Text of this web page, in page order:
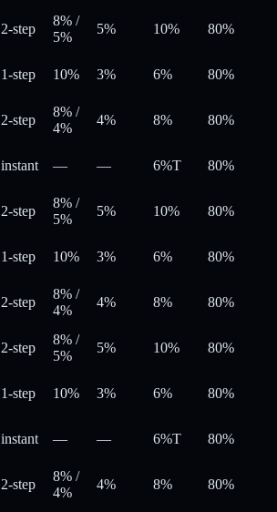
2-step
8% /
5%
5% 10% 80%
1-step 10% 3% 6% 80%
2-step
8% /
4%
4% 8% 80%
instant — — 6%T 80%
2-step
8% /
5%
5% 10% 80%
1-step 10% 3% 6% 80%
2-step
8% /
4%
4% 8% 80%
2-step
8% /
5%
5% 10% 80%
1-step 10% 3% 6% 80%
instant — — 6%T 80%
2-step
8% /
4%
4% 8% 80%